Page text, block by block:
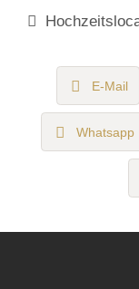
E-Mail
Whatsapp